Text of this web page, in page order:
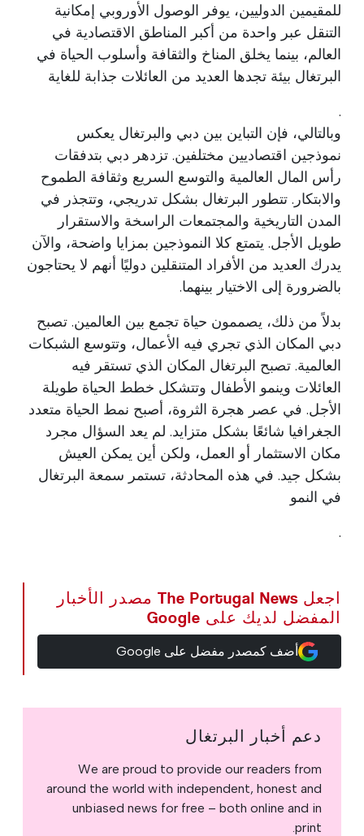
للمقيمين الدوليين، يوفر الوصول الأوروبي إمكانية
التنقل عبر واحدة من أكبر المناطق الاقتصادية في
العالم، بينما يخلق المناخ والثقافة وأسلوب الحياة في
البرتغال بيئة تجدها العديد من العائلات جذابة للغاية
.
وبالتالي، فإن التباين بين دبي والبرتغال يعكس
نموذجين اقتصاديين مختلفين. تزدهر دبي بتدفقات
رأس المال العالمية والتوسع السريع وثقافة الطموح
والابتكار. تتطور البرتغال بشكل تدريجي، وتتجذر في
المدن التاريخية والمجتمعات الراسخة والاستقرار
طويل الأجل. يتمتع كلا النموذجين بمزايا واضحة، والآن
يدرك العديد من الأفراد المتنقلين دوليًا أنهم لا يحتاجون
بالضرورة إلى الاختيار بينهما.
بدلاً من ذلك، يصممون حياة تجمع بين العالمين. تصبح
دبي المكان الذي تجري فيه الأعمال، وتتوسع الشبكات
العالمية. تصبح البرتغال المكان الذي تستقر فيه
العائلات وينمو الأطفال وتتشكل خطط الحياة طويلة
الأجل. في عصر هجرة الثروة، أصبح نمط الحياة متعدد
الجغرافيا شائعًا بشكل متزايد. لم يعد السؤال مجرد
مكان الاستثمار أو العمل، ولكن أين يمكن العيش
بشكل جيد. في هذه المحادثة، تستمر سمعة البرتغال
في النمو
.
اجعل The Portugal News مصدر الأخبار
المفضل لديك على Google
أضف كمصدر مفضل على Google
دعم أخبار البرتغال
We are proud to provide our readers from
around the world with independent, honest and
unbiased news for free – both online and in
print.